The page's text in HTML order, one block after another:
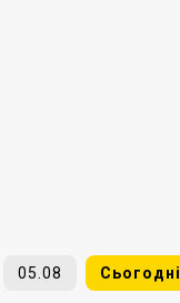
05.08 Сьогодні